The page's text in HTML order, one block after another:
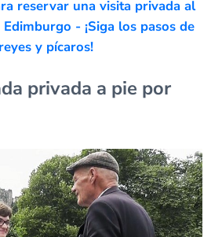
reservar una visita privada al
- ¡Siga los pasos de
reyes y pícaros!
privada a pie por